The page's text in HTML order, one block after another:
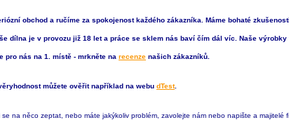
obchod a ručíme za spokojenost každého zákazníka. Máme bohaté
dílna je v provozu již 18 let a práce se sklem nás baví čím dál víc. Naše výrobky
pro nás na 1. místě - mrkněte na recenzenašich zákazníků.
můžete ověřit například na webu dTest.
se na něco zeptat, nebo máte jakýkoliv problém, zavolejte nám nebo napište a majitelé